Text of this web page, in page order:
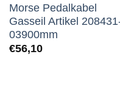
Morse Pedalkabel
Gasseil Artikel
03900mm
€56,10